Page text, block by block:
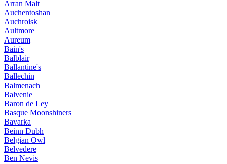
Arran Malt
Auchentoshan
Auchroisk
Aultmore
Aureum
Bain's
Balblair
Ballantine's
Ballechin
Balmenach
Balvenie
Baron de Ley
Basque Moonshiners
Bavarka
Beinn Dubh
Belgian Owl
Belvedere
Ben Nevis